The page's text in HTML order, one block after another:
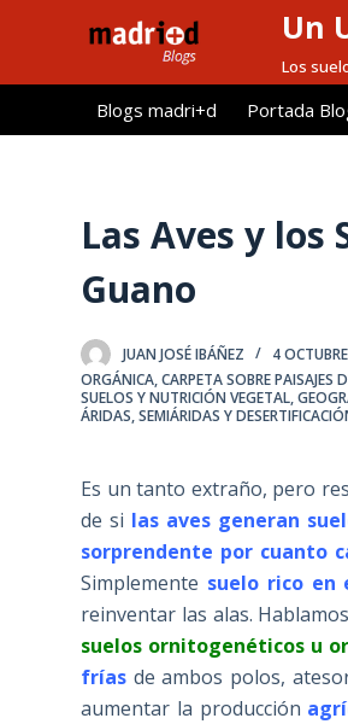
l
Un
Los
Blogs madri+d Portada
Las Aves y los
Guano
JUAN JOSÉ IBÁÑEZ 4
ORGÁNICA,CARPETA SOBRE PAISAJES
SUELOS Y NUTRICIÓN VEGETAL,
ÁRIDAS, SEMIÁRIDAS Y
Es un tanto extraño, pero
de si las aves generan
sorprendente por cuanto
Simplemente suelo rico en
reinventar las alas.
suelos ornitogenéticos u
frías de ambos polos,
aumentar la producción